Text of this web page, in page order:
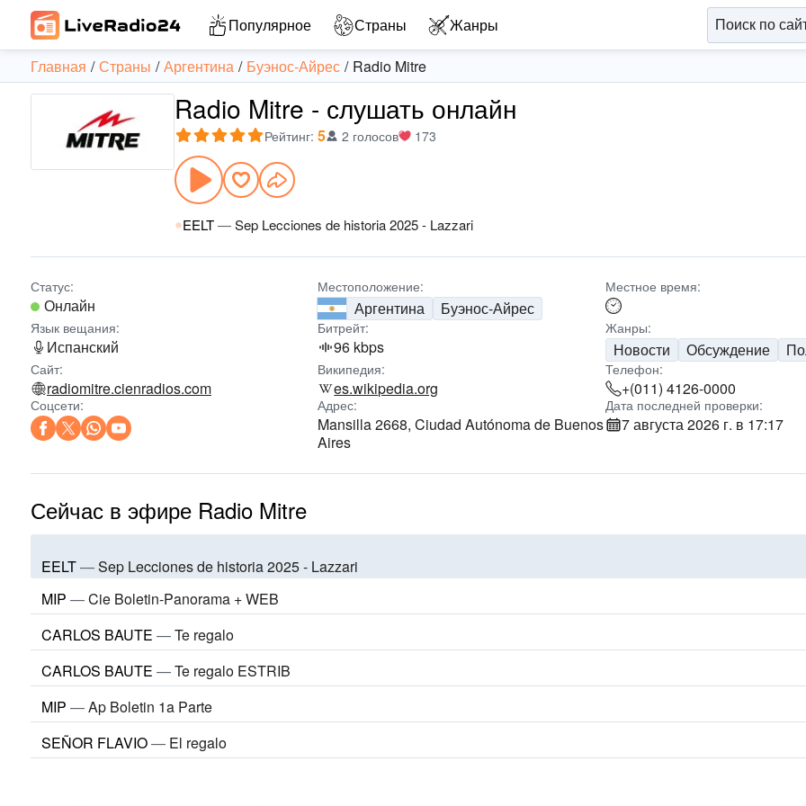
Популярное Страны Жанры
Главная Страны Аргентина Буэнос-Айрес Radio Mitre
Radio Mitre - слушать онлайн
Рейтинг: 5 2 голосов 173
EELT—Sep Lecciones de historia 2025 - Lazzari
Статус:
Онлайн
Местоположение:
Аргентина Буэнос-Айрес
Местное время:
Язык вещания:
Испанский
Битрейт:
96 kbps
Жанры:
Новости Обсуждение
Сайт:
radiomitre.cienradios.com
Википедия:
es.wikipedia.org
Телефон:
+(011) 4126-0000
Соцсети: Адрес:
Mansilla 2668, Ciudad Autónoma de Buenos
Aires
Дата последней проверки:
7 августа 2026 г. в 17:17
Сейчас в эфире Radio Mitre
EELT—Sep Lecciones de historia 2025 - Lazzari
MIP —Cie Boletin-Panorama + WEB
CARLOS BAUTE —Te regalo
CARLOS BAUTE —Te regalo ESTRIB
MIP —Ap Boletin 1a Parte
SEÑOR FLAVIO— El regalo